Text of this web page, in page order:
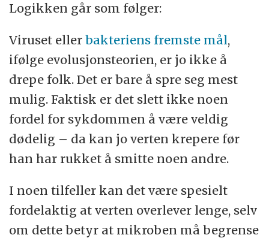
Logikken går som følger:
Viruset ellerbakteriens fremste mål,
ifølge evolusjonsteorien, er jo ikke å
drepe folk. Det er bare å spre seg mest
mulig. Faktisk er det slett ikke noen
fordel for sykdommen å være veldig
dødelig – da kan jo verten krepere før
han har rukket å smitte noen andre.
I noen tilfeller kan det være spesielt
fordelaktig at verten overlever lenge, selv
om dette betyr at mikroben må begrense